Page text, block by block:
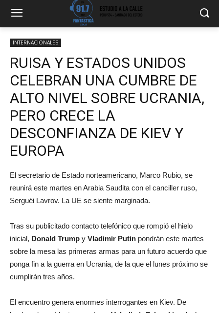
INTERNACIONALES
RUISA Y ESTADOS UNIDOS
CELEBRAN UNA CUMBRE DE
ALTO NIVEL SOBRE UCRANIA,
PERO CRECE LA
DESCONFIANZA DE KIEV Y
EUROPA
El secretario de Estado norteamericano, Marco Rubio, se
reunirá este martes en Arabia Saudita con el canciller ruso,
Serguéi Lavrov. La UE se siente marginada.
Tras su publicitado contacto telefónico que rompió el hielo
inicial, Donald Trump y Vladimir Putin pondrán este martes
sobre la mesa las primeras armas para un futuro acuerdo que
ponga fin a la guerra en Ucrania, de la que el lunes próximo se
cumplirán tres años.
El encuentro genera enormes interrogantes en Kiev. De